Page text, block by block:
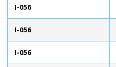
I-056
I-056
I-056